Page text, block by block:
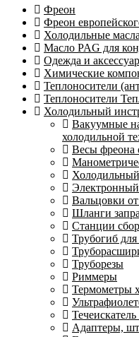
Фреон
Фреон
Холодильные
Масло PAG для
Одежда и
Химические
Теплоносители
Теплоносители
Холодильный
Вакуумные
холодильной
Весы фреона
Электронный
Вальцовки
Шланги
Станции
Трубогиб
Труборезы
Риммеры
Термометры
Адаптеры,